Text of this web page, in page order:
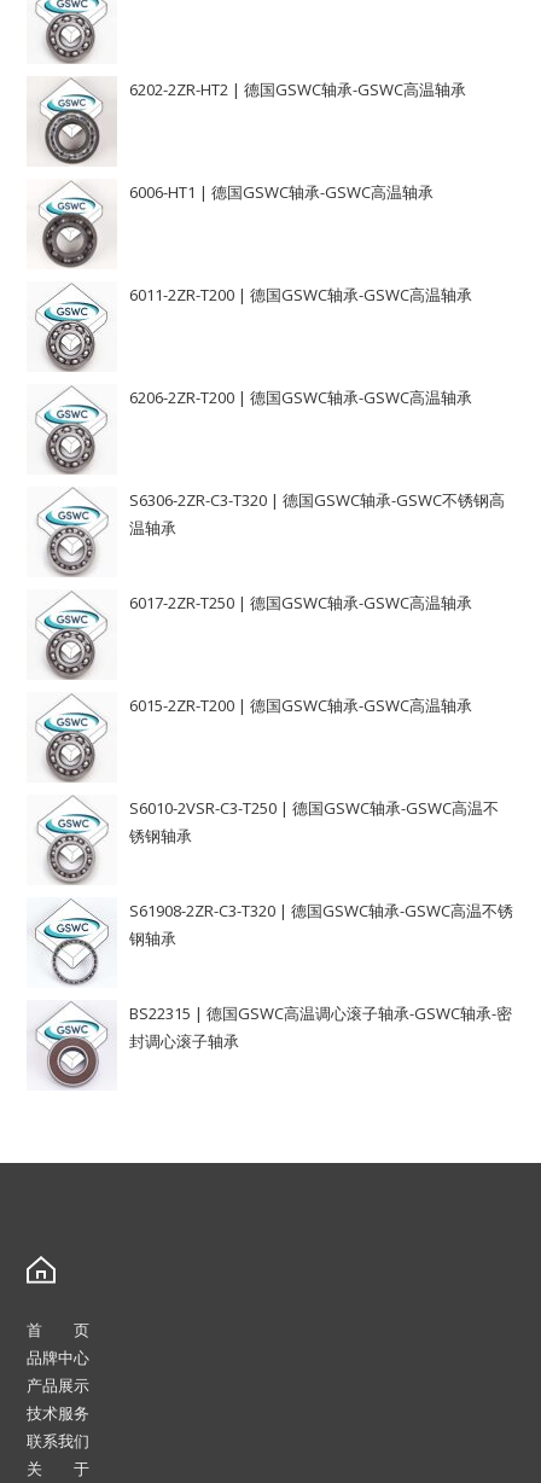
6202-2ZR-HT2 | 德国GSWC轴承-GSWC高温轴承
6006-HT1 | 德国GSWC轴承-GSWC高温轴承
6011-2ZR-T200 | 德国GSWC轴承-GSWC高温轴承
6206-2ZR-T200 | 德国GSWC轴承-GSWC高温轴承
S6306-2ZR-C3-T320 | 德国GSWC轴承-GSWC不锈钢高
温轴承
6017-2ZR-T250 | 德国GSWC轴承-GSWC高温轴承
6015-2ZR-T200 | 德国GSWC轴承-GSWC高温轴承
S6010-2VSR-C3-T250 | 德国GSWC轴承-GSWC高温不
锈钢轴承
S61908-2ZR-C3-T320 | 德国GSWC轴承-GSWC高温不锈
钢轴承
BS22315 | 德国GSWC高温调心滚子轴承-GSWC轴承-密
封调心滚子轴承
首 页
品牌中心
产品展示
技术服务
联系我们
关 于